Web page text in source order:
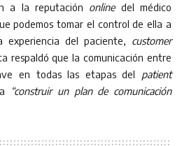
a la reputación onlinedel médico
podemos tomar el control de ella a
del paciente, customer
respaldó que la comunicación entre
en todas las etapas del patient
“construir un plan de comunicación